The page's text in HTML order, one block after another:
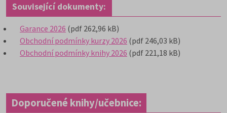
Související dokumenty:
Garance 2026 (pdf 262,96 kB)
Obchodní podmínky kurzy 2026 (pdf 246,03 kB)
Obchodní podmínky knihy 2026 (pdf 221,18 kB)
Doporučené knihy/učebnice: